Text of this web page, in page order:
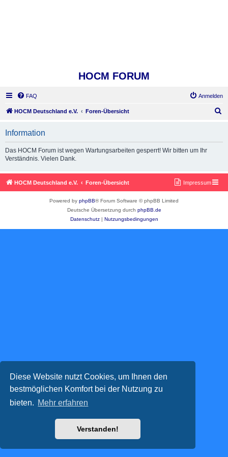
Diese Website nutzt Cookies, um Ihnen den
bestmöglichen Komfort bei der Nutzung zu
bieten. Mehr erfahren
Verstanden!
HOCM FORUM
FAQ Anmelden
HOCM Deutschland e.V. Foren-Übersicht
Information
Das HOCM Forum ist wegen Wartungsarbeiten gesperrt! Wir bitten um Ihr
Verständnis. Vielen Dank.
HOCM Deutschland e.V. Foren-Übersicht Impressum
Powered by phpBB® Forum Software © phpBB Limited
Deutsche Übersetzung durch phpBB.de
Datenschutz| Nutzungsbedingungen